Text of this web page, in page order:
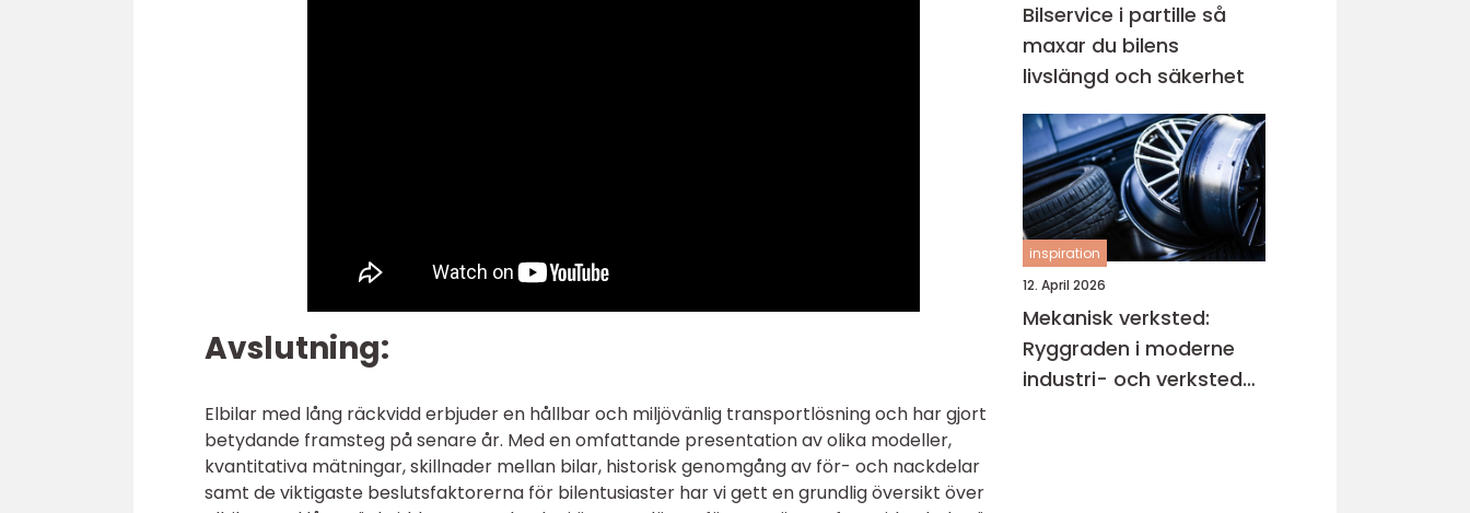
Avslutning:
Elbilar med lång räckvidd erbjuder en hållbar och miljövänlig transportlösning och har gjort
betydande framsteg på senare år. Med en omfattande presentation av olika modeller,
kvantitativa mätningar, skillnader mellan bilar, historisk genomgång av för- och nackdelar
samt de viktigaste beslutsfaktorerna för bilentusiaster har vi gett en grundlig översikt över
Bilservice i partille så
maxar du bilens
livslängd och säkerhet
inspiration
12. April 2026
Mekanisk verksted:
Ryggraden i moderne
industri- och verksted-